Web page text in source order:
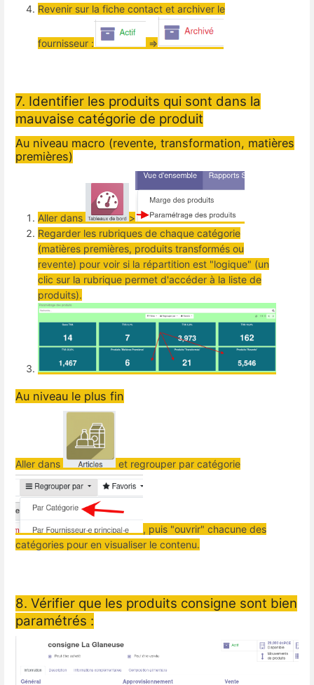
Revenir sur la fiche contact et archiver le
fournisseur : =>
7. Identifier les produits qui sont dans la
mauvaise catégorie de produit
Au niveau macro (revente, transformation, matières
premières)
Aller dans
>
Regarder les rubriques de chaque catégorie
(matières premières, produits transformés ou
revente) pour voir si la répartition est "logique" (un
clic sur la rubrique permet d'accéder à la liste de
produits).
Au niveau le plus fin
Aller dans et regrouper par catégorie
, puis "ouvrir" chacune des
catégories pour en visualiser le contenu.
8. Vérifier que les produits consigne sont bien
paramétrés :